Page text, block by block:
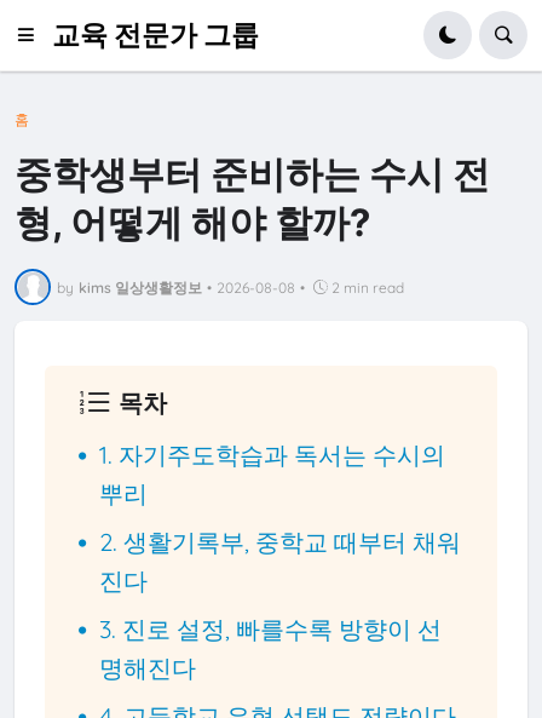
교육 전문가 그룹
홈
중학생부터 준비하는 수시 전
형, 어떻게 해야 할까?
by kims 일상생활정보 • 2026-08-08 • 2 min read
목차
1. 자기주도학습과 독서는 수시의
뿌리
2. 생활기록부, 중학교 때부터 채워
진다
3. 진로 설정, 빠를수록 방향이 선
명해진다